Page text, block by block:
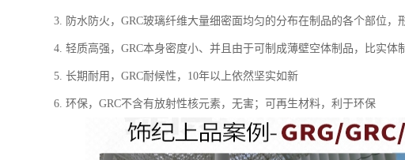
3. 防水防火，GRC玻璃纤维大量细密面均匀的分布在制品的各个部位
4. 轻质高强，GRC本身密度小、并且由于可制成薄壁空体制品，比实体
5. 长期耐用，GRC耐候性，10年以上依然坚实如新
6. 环保，GRC不含有放射性核元素，无害；可再生材料，利于环保